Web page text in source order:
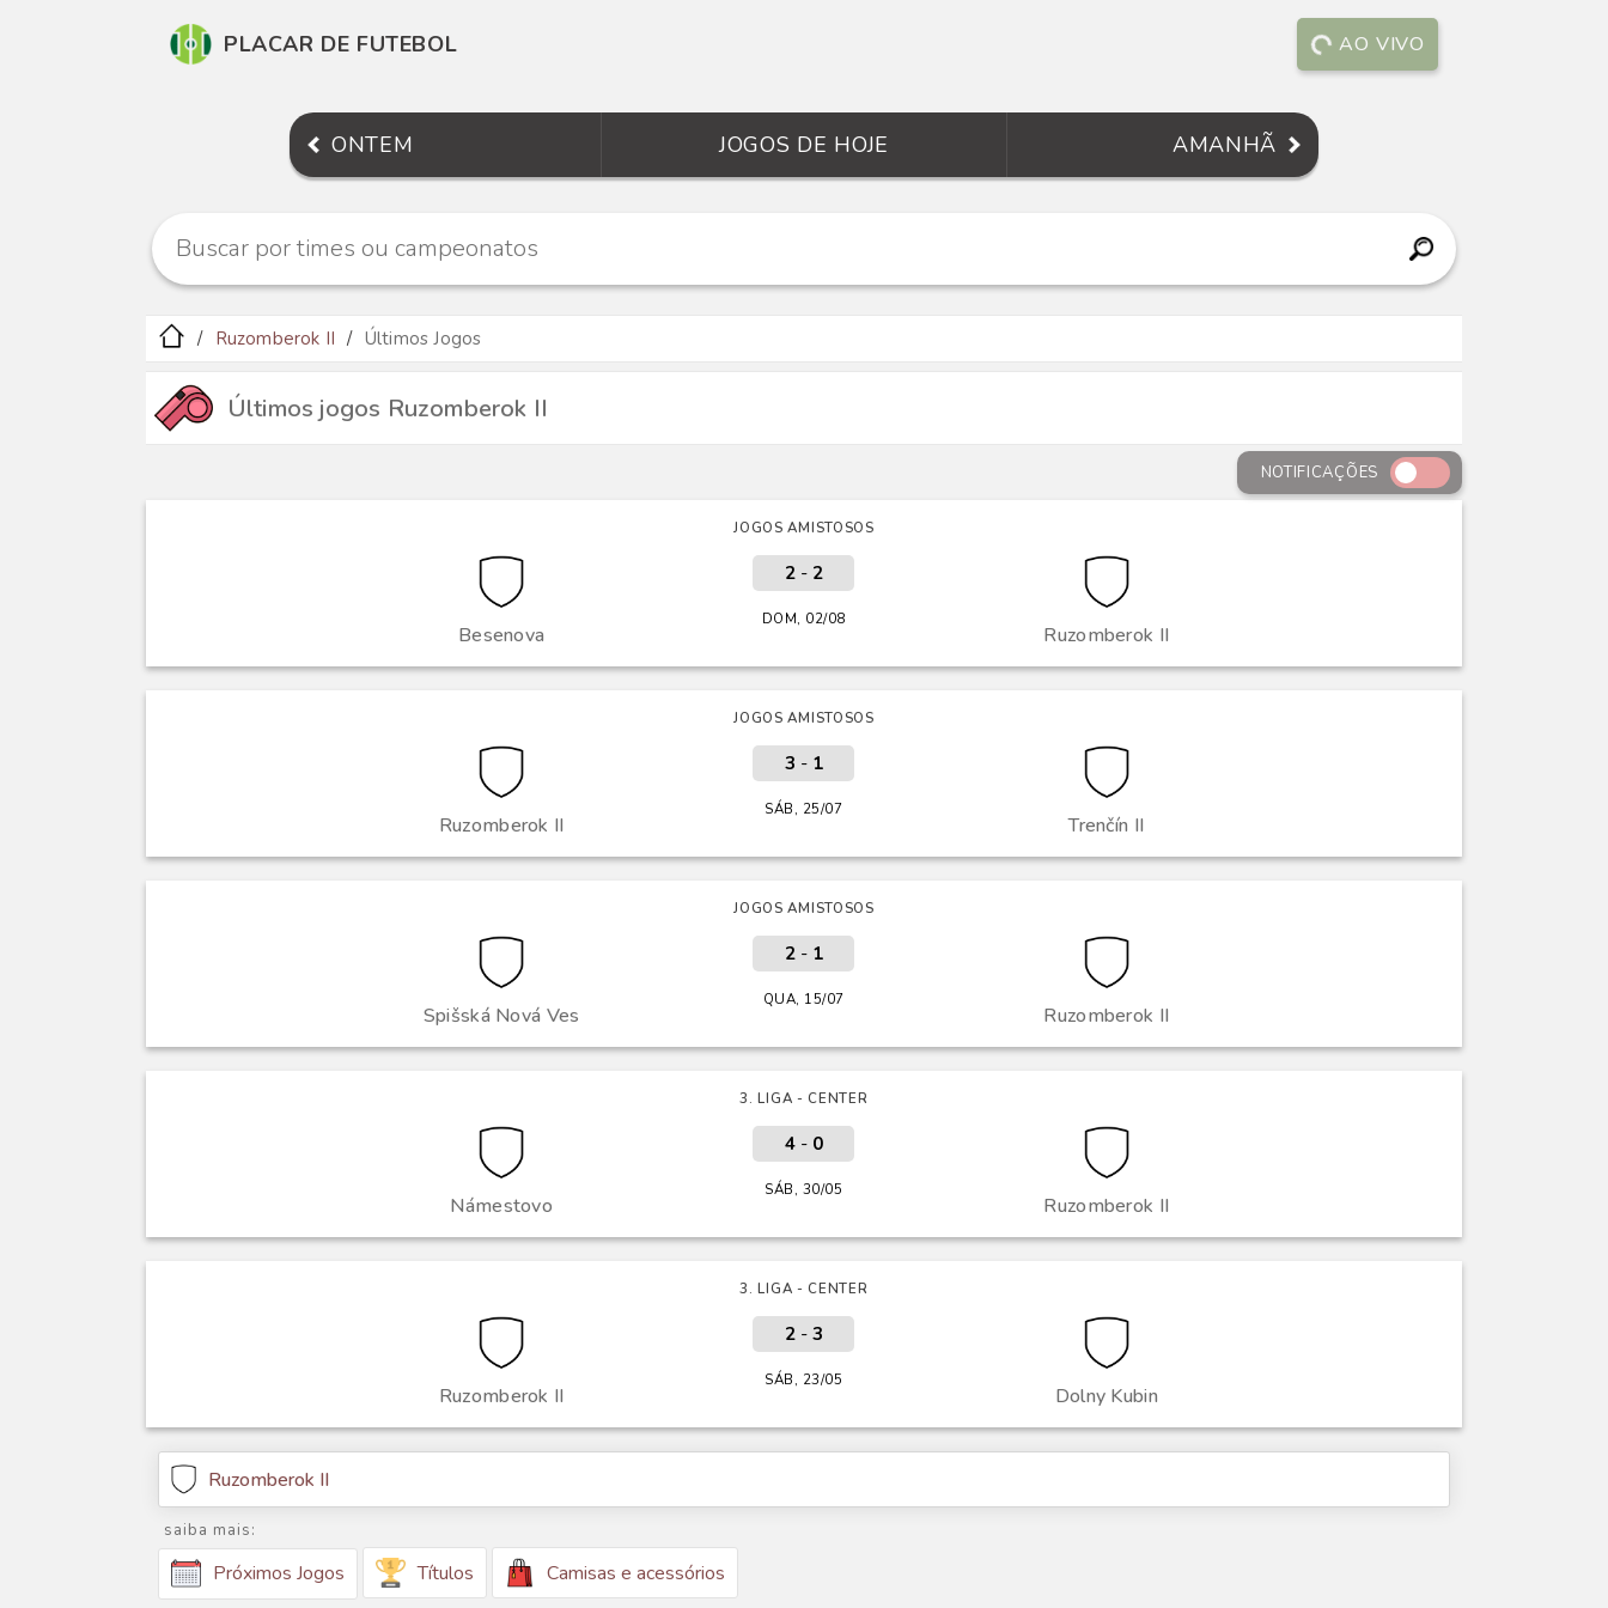
PLACAR DE FUTEBOL AO VIVO
ONTEM JOGOS DE HOJE AMANHÃ
Ruzomberok II Últimos Jogos
Últimos jogos Ruzomberok II
NOTIFICAÇÕES
JOGOS AMISTOSOS
Besenova Ruzomberok II
2- 2
DOM, 02/08
JOGOS AMISTOSOS
Ruzomberok II Trenčín II
3 - 1
SÁB, 25/07
JOGOS AMISTOSOS
Spišská Nová Ves Ruzomberok II
2- 1
QUA, 15/07
3. LIGA - CENTER
Námestovo Ruzomberok II
4- 0
SÁB, 30/05
3. LIGA - CENTER
Ruzomberok II Dolny Kubin
2- 3
SÁB, 23/05
Ruzomberok II
saiba mais:
Próximos Jogos Títulos Camisas e acessórios